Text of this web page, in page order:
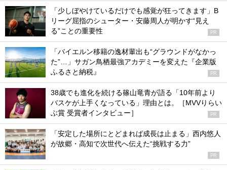
「少しぼやけているだけでも感覚が狂ってきます」B
リーグ屈指のシューター・安藤周人が明かす“見え
る”ことの重要性
PR
「バイエルン移籍の逸材輩出も“グラウンドがなかっ
た”…」サガン鳥栖最強アカデミーを変えた『企業版
ふるさと納税』
PR
38歳でも進化を続ける篠山竜青が語る「10年前より
バスケが上手くなっている」理由とは。［MVVりらい
ぶ賞 受賞者インタビュー］
PR
「安定した場所にとどまれば成長は止まる」西内悠人
が故郷・高知で次世代へ伝えた“挑戦する力”
PR